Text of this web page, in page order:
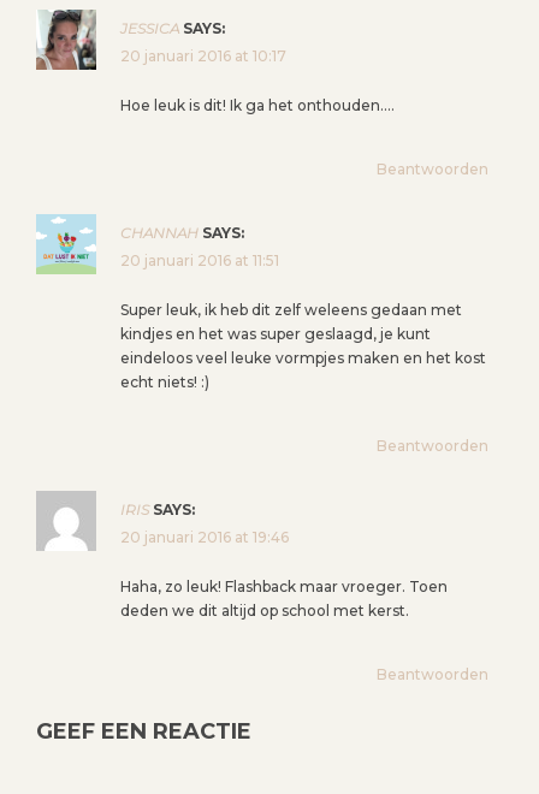
H
T
N
A
T
JESSICA SAYS:
20 januari 2016 at 10:17
Hoe leuk is dit! Ik ga het onthouden….
Beantwoorden
CHANNAH SAYS:
20 januari 2016 at 11:51
Super leuk, ik heb dit zelf weleens gedaan met
kindjes en het was super geslaagd, je kunt
eindeloos veel leuke vormpjes maken en het kost
echt niets! :)
Beantwoorden
IRIS SAYS:
20 januari 2016 at 19:46
Haha, zo leuk! Flashback maar vroeger. Toen
deden we dit altijd op school met kerst.
Beantwoorden
GEEF EEN REACTIE